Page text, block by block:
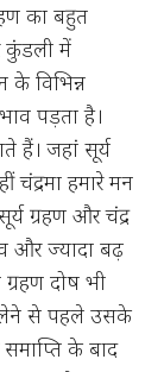
का बहुत
कुंडली में
के विभिन्न
पड़ता है।
हैं। जहां सूर्य
चंद्रमा हमारे मन
ग्रहण और चंद्र
और ज्यादा बढ़
दोष भी
लेने से पहले उसके
के बाद